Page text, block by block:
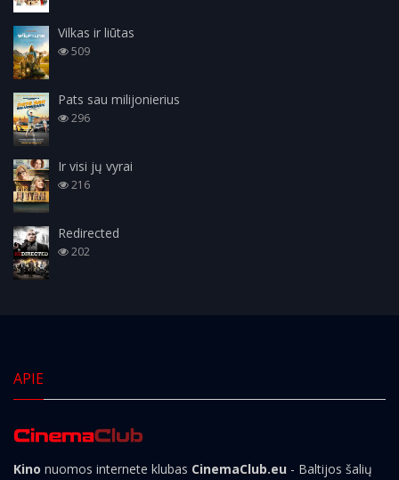
Vilkas ir liūtas
509
Pats sau milijonierius
296
Ir visi jų vyrai
216
Redirected
202
APIE
Kino nuomos internete klubas CinemaClub.eu - Baltijos šalių